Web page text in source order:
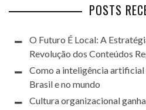
POSTS
O Futuro É Local: A
Revolução dos Conteúdos
Como a inteligência artificial
Brasil e no mundo
Cultura organizacional